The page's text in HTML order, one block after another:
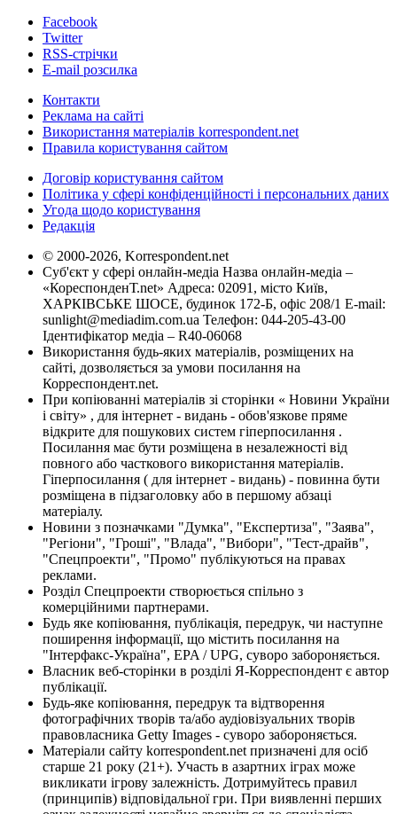
Facebook
Twitter
RSS-стрічки
E-mail розсилка
Контакти
Реклама на сайті
Використання матеріалів korrespondent.net
Правила користування сайтом
Договір користування сайтом
Політика у сфері конфіденційності і персональних даних
Угода щодо користування
Редакція
© 2000-2026, Korrespondent.net
Суб'єкт у сфері онлайн-медіа Назва онлайн-медіа –
«КореспонденТ.net» Адреса: 02091, місто Київ,
ХАРКІВСЬКЕ ШОСЕ, будинок 172-Б, офіс 208/1 E-mail:
sunlight@mediadim.com.ua Телефон: 044-205-43-00
Ідентифікатор медіа – R40-06068
Використання будь-яких матеріалів, розміщених на
сайті, дозволяється за умови посилання на
Корреспондент.net.
При копіюванні матеріалів зі сторінки « Новини України
і світу» , для інтернет - видань - обов'язкове пряме
відкрите для пошукових систем гіперпосилання .
Посилання має бути розміщена в незалежності від
повного або часткового використання матеріалів.
Гіперпосилання ( для інтернет - видань) - повинна бути
розміщена в підзаголовку або в першому абзаці
матеріалу.
Новини з позначками "Думка", "Експертиза", "Заява",
"Регіони", "Гроші", "Влада", "Вибори", "Тест-драйв",
"Спецпроекти", "Промо" публікуються на правах
реклами.
Розділ Спецпроекти створюється спільно з
комерційними партнерами.
Будь яке копіювання, публікація, передрук, чи наступне
поширення інформації, що містить посилання на
"Інтерфакс-Україна", EPA / UPG, суворо забороняється.
Власник веб-сторінки в розділі Я-Корреспондент є автор
публікації.
Будь-яке копіювання, передрук та відтворення
фотографічних творів та/або аудіовізуальних творів
правовласника Getty Images - суворо забороняється.
Матеріали сайту korrespondent.net призначені для осіб
старше 21 року (21+). Участь в азартних іграх може
викликати ігрову залежність. Дотримуйтесь правил
(принципів) відповідальної гри. При виявленні перших